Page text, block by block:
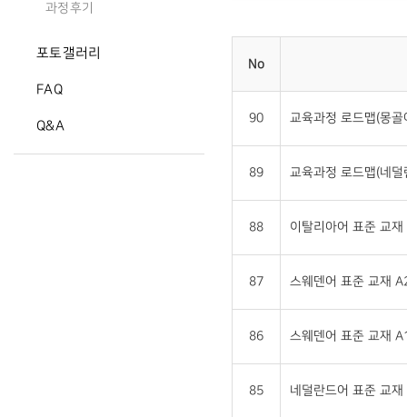
과정후기
포토갤러리
FAQ
Q&A
No
90 교육과정 로드맵(몽골
89 교육과정 로드맵(네덜
88 이탈리아어 표준 교
87 스웨덴어 표준 교재
86 스웨덴어 표준 교재
85 네덜란드어 표준 교